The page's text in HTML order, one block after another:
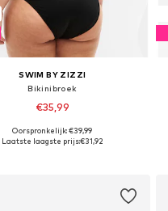
SWIM BY ZIZZI
Bikinibroek
€35,99
Beschikbaar in vele maten
Oorspronkelijk: €39,99
Laatste laagste prijs:€31,92